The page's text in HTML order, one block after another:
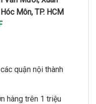
Môn, TP. HCM
quận nội thành
hàng trên 1 triệu